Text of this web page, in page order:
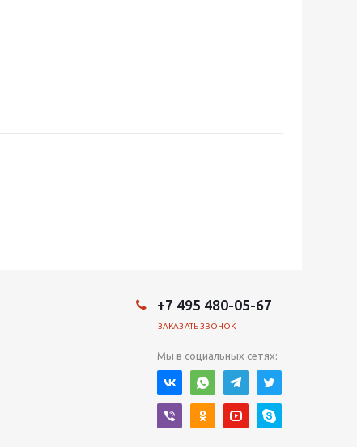
+7 495 480-05-67
ЗАКАЗАТЬ ЗВОНОК
Мы в социальных сетях: